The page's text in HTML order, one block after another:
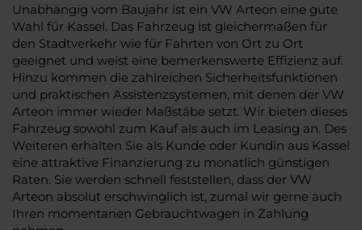
Unabhängig vom Baujahr ist ein VW Arteon eine gute
Wahl für Kassel. Das Fahrzeug ist gleichermaßen für
den Stadtverkehr wie für Fahrten von Ort zu Ort
geeignet und weist eine bemerkenswerte Effizienz auf.
Hinzu kommen die zahlreichen Sicherheitsfunktionen
und praktischen Assistenzsystemen, mit denen der VW
Arteon immer wieder Maßstäbe setzt. Wir bieten dieses
Fahrzeug sowohl zum Kauf als auch im Leasing an. Des
Weiteren erhalten Sie als Kunde oder Kundin aus Kassel
eine attraktive Finanzierung zu monatlich günstigen
Raten. Sie werden schnell feststellen, dass der VW
Arteon absolut erschwinglich ist, zumal wir gerne auch
Ihren momentanen Gebrauchtwagen in Zahlung